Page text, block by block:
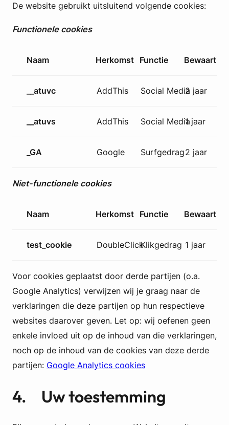
De website gebruikt uitsluitend volgende cookies:
Functionele cookies
Naam Herkomst Functie Bewaartijd
__atuvc AddThis Social Media2 jaar
__atuvs AddThis Social Media1 jaar
_GA Google Surfgedrag2 jaar
Niet-functionele cookies
Naam Herkomst Functie Bewaartijd
test_cookie DoubleClickKlikgedrag1 jaar
Voor cookies geplaatst door derde partijen (o.a.
Google Analytics) verwijzen wij je graag naar de
verklaringen die deze partijen op hun respectieve
websites daarover geven. Let op: wij oefenen geen
enkele invloed uit op de inhoud van die verklaringen,
noch op de inhoud van de cookies van deze derde
partijen: Google Analytics cookies
4. Uw toestemming